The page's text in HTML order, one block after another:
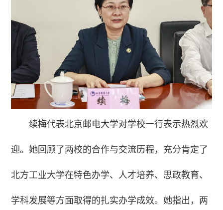
续梅代表北京邮电大学对学校一行表示热烈欢
迎。她回顾了两校的合作与交流历程，充分肯定了
北方工业大学在特色办学、人才培养、思政教育、
学科发展等方面取得的扎实办学成效。她指出，两